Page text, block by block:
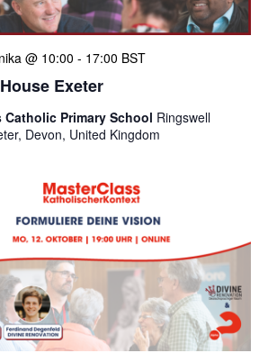
Exeter
@ 10:00 - 17:00 BST
Catholic Primary School Ringswell
Devon, United Kingdom